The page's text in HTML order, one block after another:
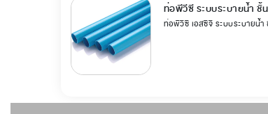
ท่อพีวีซี ระบบระบายน้ำ
ท่อพีวีซี เอสซีจี ระบบระบาย